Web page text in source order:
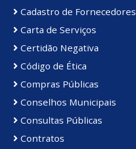
Cadastro de Fornecedores
Carta de Serviços
Certidão Negativa
Código de Ética
Compras Públicas
Conselhos Municipais
Consultas Públicas
Contratos